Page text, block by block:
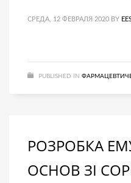
СРЕДА, 12 ФЕВРАЛЯ 2020 BY
PUBLISHED IN
РОЗРОБКА
ОСНОВ ЗІ